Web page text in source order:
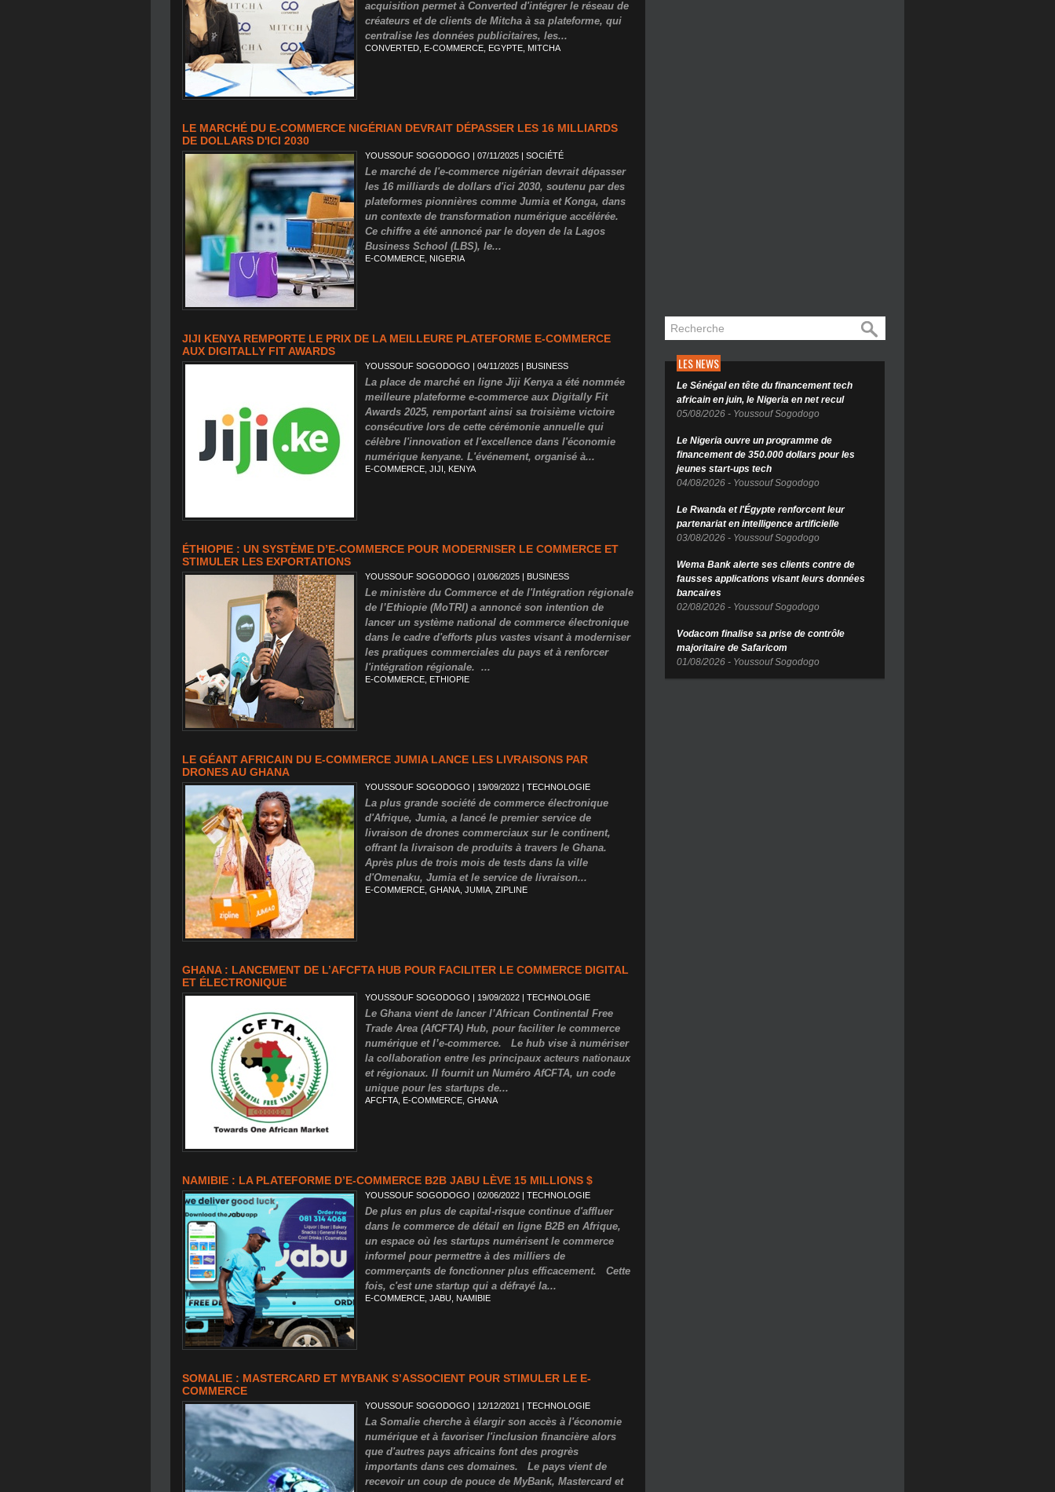
acquisition permet à Converted d'intégrer le réseau de
créateurs et de clients de Mitcha à sa plateforme, qui
centralise les données publicitaires, les...
CONVERTED E-COMMERCE EGYPTE MITCHA
LE MARCHÉ DU E-COMMERCE NIGÉRIAN DEVRAIT DÉPASSER LES 16 MILLIARDS
DE DOLLARS D'ICI 2030
YOUSSOUF SOGODOGO | 07/11/2025 | SOCIÉTÉ
Le marché de l'e-commerce nigérian devrait dépasser
les 16 milliards de dollars d'ici 2030, soutenu par des
plateformes pionnières comme Jumia et Konga, dans
un contexte de transformation numérique accélérée.
Ce chiffre a été annoncé par le doyen de la Lagos
Business School (LBS), le...
E-COMMERCE NIGERIA
JIJI KENYA REMPORTE LE PRIX DE LA MEILLEURE PLATEFORME E-COMMERCE
AUX DIGITALLY FIT AWARDS
YOUSSOUF SOGODOGO | 04/11/2025 | BUSINESS
La place de marché en ligne Jiji Kenya a été nommée
meilleure plateforme e-commerce aux Digitally Fit
Awards 2025, remportant ainsi sa troisième victoire
consécutive lors de cette cérémonie annuelle qui
célèbre l'innovation et l'excellence dans l'économie
numérique kenyane. L'événement, organisé à...
E-COMMERCE JIJI KENYA
ÉTHIOPIE : UN SYSTÈME D’E-COMMERCE POUR MODERNISER LE COMMERCE ET
STIMULER LES EXPORTATIONS
YOUSSOUF SOGODOGO | 01/06/2025 | BUSINESS
Le ministère du Commerce et de l'Intégration régionale
de l’Ethiopie (MoTRI) a annoncé son intention de
lancer un système national de commerce électronique
dans le cadre d'efforts plus vastes visant à moderniser
les pratiques commerciales du pays et à renforcer
l'intégration régionale. ...
E-COMMERCE ETHIOPIE
LE GÉANT AFRICAIN DU E-COMMERCE JUMIA LANCE LES LIVRAISONS PAR
DRONES AU GHANA
YOUSSOUF SOGODOGO | 19/09/2022 | TECHNOLOGIE
La plus grande société de commerce électronique
d'Afrique, Jumia, a lancé le premier service de
livraison de drones commerciaux sur le continent,
offrant la livraison de produits à travers le Ghana.
Après plus de trois mois de tests dans la ville
d'Omenaku, Jumia et le service de livraison...
E-COMMERCE GHANA JUMIA ZIPLINE
GHANA : LANCEMENT DE L’AFCFTA HUB POUR FACILITER LE COMMERCE DIGITAL
ET ÉLECTRONIQUE
YOUSSOUF SOGODOGO | 19/09/2022 | TECHNOLOGIE
Le Ghana vient de lancer l’African Continental Free
Trade Area (AfCFTA) Hub, pour faciliter le commerce
numérique et l’e-commerce. Le hub vise à numériser
la collaboration entre les principaux acteurs nationaux
et régionaux. Il fournit un Numéro AfCFTA, un code
unique pour les startups de...
AFCFTA E-COMMERCE GHANA
NAMIBIE : LA PLATEFORME D’E-COMMERCE B2B JABU LÈVE 15 MILLIONS $
YOUSSOUF SOGODOGO | 02/06/2022 | TECHNOLOGIE
De plus en plus de capital-risque continue d'affluer
dans le commerce de détail en ligne B2B en Afrique,
un espace où les startups numérisent le commerce
informel pour permettre à des milliers de
commerçants de fonctionner plus efficacement. Cette
fois, c'est une startup qui a défrayé la...
E-COMMERCE JABU NAMIBIE
SOMALIE : MASTERCARD ET MYBANK S’ASSOCIENT POUR STIMULER LE E-
COMMERCE
YOUSSOUF SOGODOGO | 12/12/2021 | TECHNOLOGIE
La Somalie cherche à élargir son accès à l'économie
numérique et à favoriser l'inclusion financière alors
que d'autres pays africains font des progrès
importants dans ces domaines. Le pays vient de
recevoir un coup de pouce de MyBank, Mastercard et
LES NEWS
Le Sénégal en tête du financement tech
africain en juin, le Nigeria en net recul
05/08/2026 - Youssouf Sogodogo
Le Nigeria ouvre un programme de
financement de 350.000 dollars pour les
jeunes start-ups tech
04/08/2026 - Youssouf Sogodogo
Le Rwanda et l'Égypte renforcent leur
partenariat en intelligence artificielle
03/08/2026 - Youssouf Sogodogo
Wema Bank alerte ses clients contre de
fausses applications visant leurs données
bancaires
02/08/2026 - Youssouf Sogodogo
Vodacom finalise sa prise de contrôle
majoritaire de Safaricom
01/08/2026 - Youssouf Sogodogo